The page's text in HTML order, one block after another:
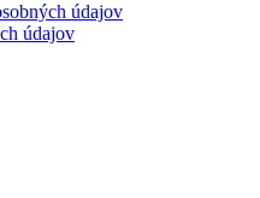
údajov
údajov